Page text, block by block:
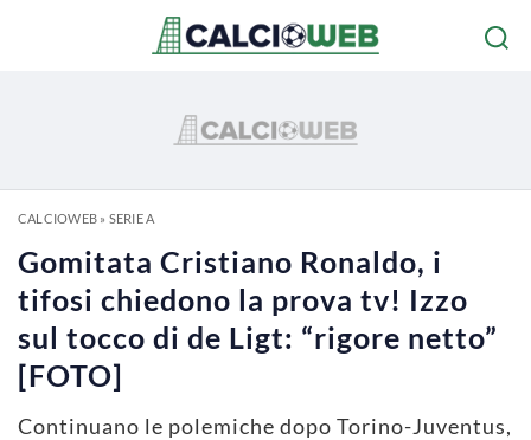
CALCIOWEB» SERIE A
Gomitata Cristiano Ronaldo, i
tifosi chiedono la prova tv! Izzo
sul tocco di de Ligt: “rigore netto”
[FOTO]
Continuano le polemiche dopo Torino-Juventus,